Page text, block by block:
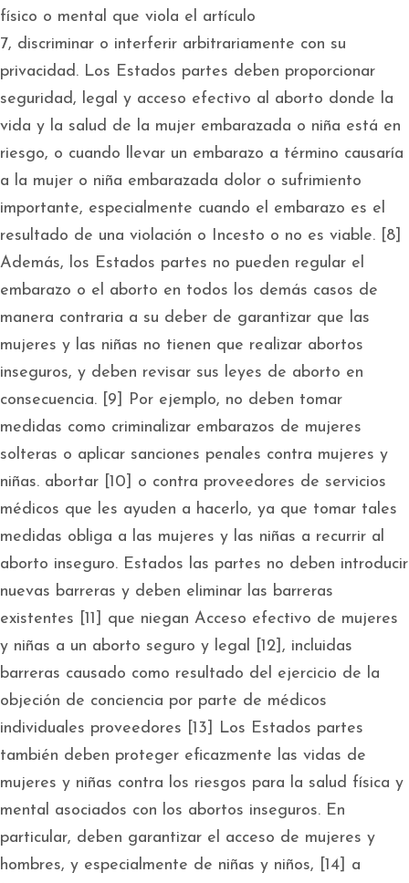
físico o mental que viola el artículo
7, discriminar o interferir arbitrariamente con su
privacidad. Los Estados partes deben proporcionar
seguridad, legal y acceso efectivo al aborto donde la
vida y la salud de la mujer embarazada o niña está en
riesgo, o cuando llevar un embarazo a término causaría
a la mujer o niña embarazada dolor o sufrimiento
importante, especialmente cuando el embarazo es el
resultado de una violación o Incesto o no es viable. [8]
Además, los Estados partes no pueden regular el
embarazo o el aborto en todos los demás casos de
manera contraria a su deber de garantizar que las
mujeres y las niñas no tienen que realizar abortos
inseguros, y deben revisar sus leyes de aborto en
consecuencia. [9] Por ejemplo, no deben tomar
medidas como criminalizar embarazos de mujeres
solteras o aplicar sanciones penales contra mujeres y
niñas. abortar [10] o contra proveedores de servicios
médicos que les ayuden a hacerlo, ya que tomar tales
medidas obliga a las mujeres y las niñas a recurrir al
aborto inseguro. Estados las partes no deben introducir
nuevas barreras y deben eliminar las barreras
existentes [11] que niegan Acceso efectivo de mujeres
y niñas a un aborto seguro y legal [12], incluidas
barreras causado como resultado del ejercicio de la
objeción de conciencia por parte de médicos
individuales proveedores [13] Los Estados partes
también deben proteger eficazmente las vidas de
mujeres y niñas contra los riesgos para la salud física y
mental asociados con los abortos inseguros. En
particular, deben garantizar el acceso de mujeres y
hombres, y especialmente de niñas y niños, [14] a